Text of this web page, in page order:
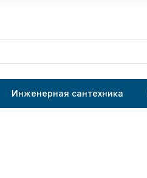
Инженерная сантехника